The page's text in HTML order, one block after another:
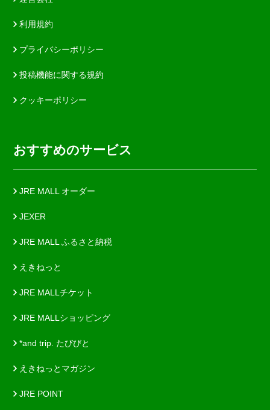
利用規約
プライバシーポリシー
投稿機能に関する規約
クッキーポリシー
おすすめのサービス
JRE MALL オーダー
JEXER
JRE MALL ふるさと納税
えきねっと
JRE MALLチケット
JRE MALLショッピング
*and trip. たびびと
えきねっとマガジン
JRE POINT